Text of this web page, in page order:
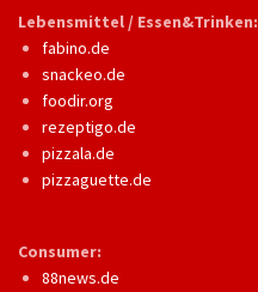
Lebensmittel / Essen&Trinken:
fabino.de
snackeo.de
foodir.org
rezeptigo.de
pizzala.de
pizzaguette.de
Consumer:
88news.de